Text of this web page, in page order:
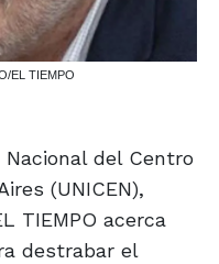
EL TIEMPO
del Centro
(UNICEN),
TIEMPO acerca
destrabar el